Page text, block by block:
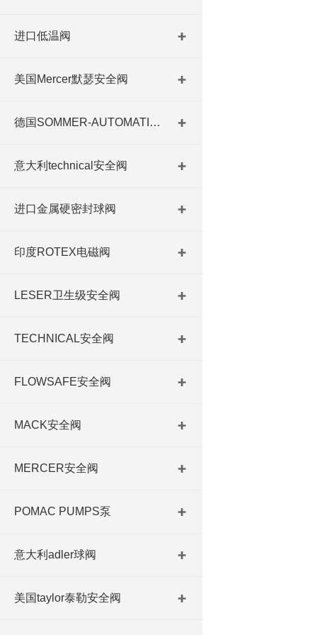
进口低温阀
美国Mercer默瑟安全阀
德国SOMMER-AUTOMATIC 平行抓手 德国夹盘 德国进口夹盘
意大利technical安全阀
进口金属硬密封球阀
印度ROTEX电磁阀
LESER卫生级安全阀
TECHNICAL安全阀
FLOWSAFE安全阀
MACK安全阀
MERCER安全阀
POMAC PUMPS泵
意大利adler球阀
美国taylor泰勒安全阀